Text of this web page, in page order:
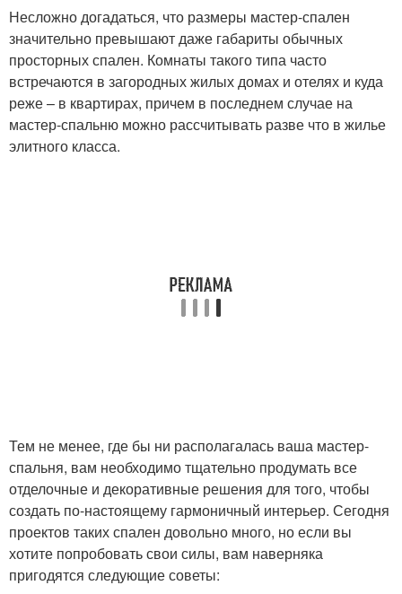
Несложно догадаться, что размеры мастер-спален
значительно превышают даже габариты обычных
просторных спален. Комнаты такого типа часто
встречаются в загородных жилых домах и отелях и куда
реже – в квартирах, причем в последнем случае на
мастер-спальню можно рассчитывать разве что в жилье
элитного класса.
Тем не менее, где бы ни располагалась ваша мастер-
спальня, вам необходимо тщательно продумать все
отделочные и декоративные решения для того, чтобы
создать по-настоящему гармоничный интерьер. Сегодня
проектов таких спален довольно много, но если вы
хотите попробовать свои силы, вам наверняка
пригодятся следующие советы: